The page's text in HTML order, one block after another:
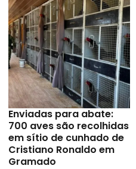
Enviadas para abate:
700 aves são recolhidas
em sítio de cunhado de
Cristiano Ronaldo em
Gramado